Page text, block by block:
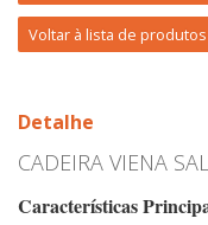
Voltar à lista de produtos
Detalhe
CADEIRA VIENA
Características